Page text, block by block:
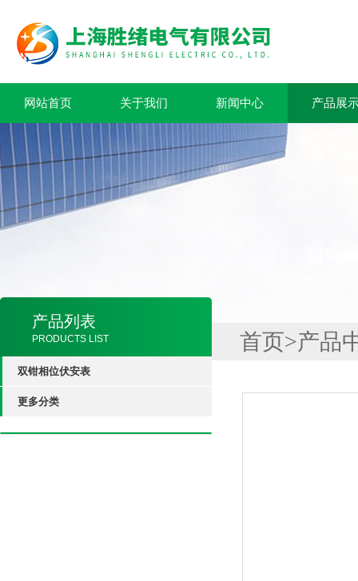
网站首页 关于我们 新闻中心 产品展
产品列表
PRODUCTS LIST
双钳相位伏安表
更多分类
首页>产品